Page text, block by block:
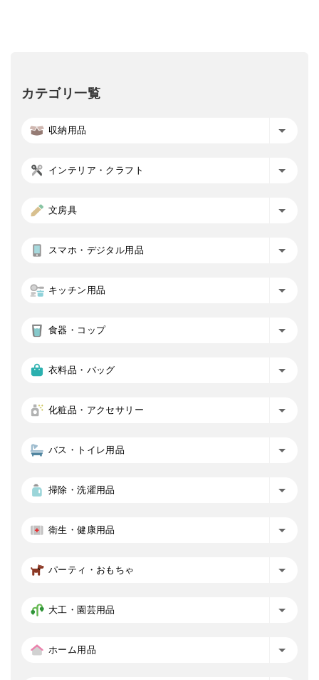
カテゴリ一覧
収納用品
インテリア・クラフト
文房具
スマホ・デジタル用品
キッチン用品
食器・コップ
衣料品・バッグ
化粧品・アクセサリー
バス・トイレ用品
掃除・洗濯用品
衛生・健康用品
パーティ・おもちゃ
大工・園芸用品
ホーム用品